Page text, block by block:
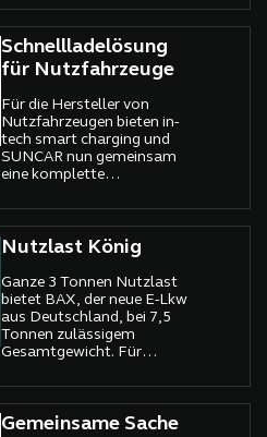
Mittel- und Südosteuropa.
Schnellladelösung
für Nutzfahrzeuge
Für die Hersteller von
Nutzfahrzeugen bieten in-
tech smart charging und
SUNCAR nun gemeinsam
eine komplette
welche das Schnelladen
ermöglicht.
Nutzlast König
Ganze 3 Tonnen Nutzlast
bietet BAX, der neue E-Lkw
aus Deutschland, bei 7,5
Tonnen zulässigem
Gesamtgewicht. Für
Unternehmen der
Baubranche ermöglicht dies
nun neue Chancen.
Gemeinsame Sache